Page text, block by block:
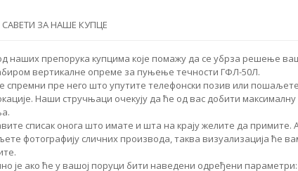
САВЕТИ ЗА НАШЕ КУПЦЕ
наших препорука купцима које помажу да се убрза решење
вертикалне опреме за пуњење течности ГФЛ-50Л.
спремни пре него што упутите телефонски позив или
Наши стручњаци очекују да ће од вас добити
списак онога што имате и шта на крају желите да примите.
фотографију сличних производа, таква визуализација ће
је ако ће у вашој поруци бити наведени одређени